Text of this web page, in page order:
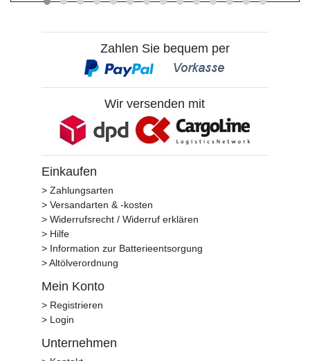
Zahlen Sie bequem per
Wir versenden mit
Einkaufen
> Zahlungsarten
> Versandarten & -kosten
> Widerrufsrecht / Widerruf erklären
> Hilfe
> Information zur Batterieentsorgung
> Altölverordnung
Mein Konto
> Registrieren
> Login
Unternehmen